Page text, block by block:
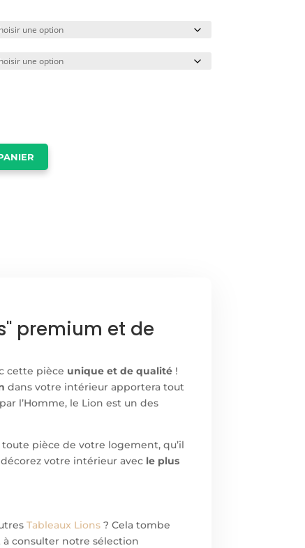
premium et de
cette pièce unique et de qualité !
dans votre intérieur apportera tout
l’Homme, le Lion est un des
pièce de votre logement, qu’il
décorez votre intérieur avec le plus
Tableaux Lions ? Cela tombe
à consulter notre sélection